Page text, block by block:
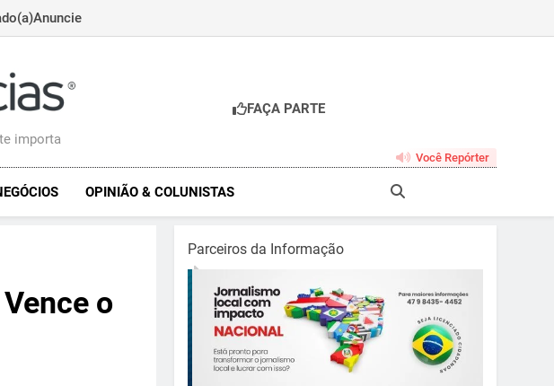
Anuncie
importa
FAÇA PARTE
Você Repórter
OPINIÃO & COLUNISTAS
o
Parceiros da Informação